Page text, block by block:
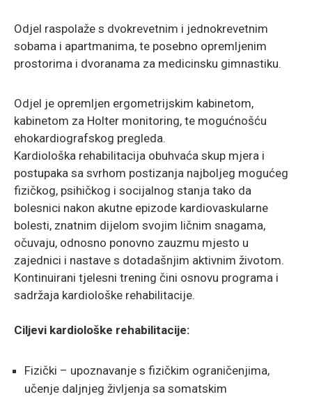
Odjel raspolaže s dvokrevetnim i jednokrevetnim
sobama i apartmanima, te posebno opremljenim
prostorima i dvoranama za medicinsku gimnastiku.
Odjel je opremljen ergometrijskim kabinetom,
kabinetom za Holter monitoring, te mogućnošću
ehokardiografskog pregleda.
Kardiološka rehabilitacija obuhvaća skup mjera i
postupaka sa svrhom postizanja najboljeg mogućeg
fizičkog, psihičkog i socijalnog stanja tako da
bolesnici nakon akutne epizode kardiovaskularne
bolesti, znatnim dijelom svojim ličnim snagama,
očuvaju, odnosno ponovno zauzmu mjesto u
zajednici i nastave s dotadašnjim aktivnim životom.
Kontinuirani tjelesni trening čini osnovu programa i
sadržaja kardiološke rehabilitacije.
Ciljevi kardiološke rehabilitacije:
Fizički – upoznavanje s fizičkim ograničenjima,
učenje daljnjeg življenja sa somatskim